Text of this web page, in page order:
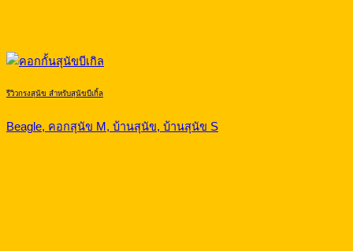
รีวิวกรงสุนัข สำหรับสุนัขบีเกิ้ล
Beagle, คอกสุนัข M, บ้านสุนัข, บ้านสุนัข S